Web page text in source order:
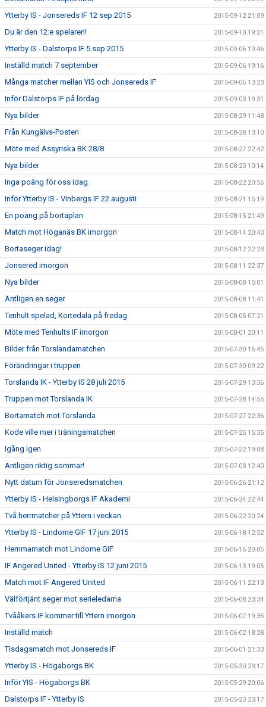
Ytterby IS - Jonsereds IF 12 sep 2015 2015-09-12 21:09
Du är den 12:e spelaren! 2015-09-10 19:21
Ytterby IS - Dalstorps IF 5 sep 2015 2015-09-06 19:46
Inställd match 7 september 2015-09-06 19:16
Många matcher mellan YIS och Jonsereds IF 2015-09-06 13:23
Inför Dalstorps IF på lördag 2015-09-03 19:31
Nya bilder 2015-08-29 11:48
Från Kungälvs-Posten 2015-08-28 13:10
Möte med Assyriska BK 28/8 2015-08-27 22:42
Nya bilder 2015-08-23 10:14
Inga poäng för oss idag 2015-08-22 20:56
Inför Ytterby IS - Vinbergs IF 22 augusti 2015-08-21 15:19
En poäng på bortaplan 2015-08-15 21:49
Match mot Höganäs BK imorgon 2015-08-14 20:43
Bortaseger idag! 2015-08-12 22:23
Jonsered imorgon 2015-08-11 22:37
Nya bilder 2015-08-08 15:01
Äntligen en seger 2015-08-08 11:41
Tenhult spelad, Kortedala på fredag 2015-08-05 07:21
Möte med Tenhults IF imorgon 2015-08-01 20:11
Bilder från Torslandamatchen 2015-07-30 16:45
Förändringar i truppen 2015-07-30 09:22
Torslanda IK - Ytterby IS 28 juli 2015 2015-07-29 13:36
Truppen mot Torslanda IK 2015-07-28 14:55
Bortamatch mot Torslanda 2015-07-27 22:36
Kode ville mer i träningsmatchen 2015-07-25 15:35
Igång igen 2015-07-22 19:08
Äntligen riktig sommar! 2015-07-03 12:40
Nytt datum för Jonseredsmatchen 2015-06-26 21:12
Ytterby IS - Helsingborgs IF Akademi 2015-06-24 22:44
Två herrmatcher på Yttern i veckan 2015-06-22 20:24
Ytterby IS - Lindome GIF 17 juni 2015 2015-06-18 12:52
Hemmamatch mot Lindome GIF 2015-06-16 20:05
IF Angered United - Ytterby IS 12 juni 2015 2015-06-13 19:05
Match mot IF Angered United 2015-06-11 22:13
Välförtjänt seger mot serieledarna 2015-06-08 23:34
Tvååkers IF kommer till Yttern imorgon 2015-06-07 19:35
Inställd match 2015-06-02 18:28
Tisdagsmatch mot Jonsereds IF 2015-06-01 21:33
Ytterby IS - Högaborgs BK 2015-05-30 23:17
Inför YIS - Högaborgs BK 2015-05-29 20:06
Dalstorps IF - Ytterby IS 2015-05-23 23:17